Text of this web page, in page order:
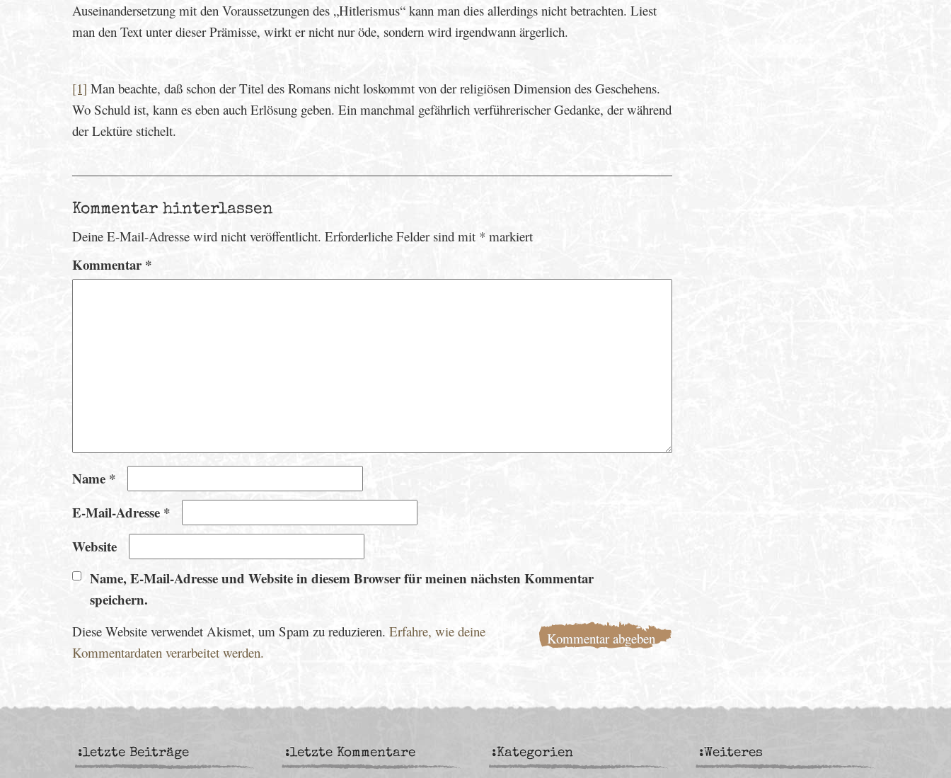
Auseinandersetzung mit den Voraussetzungen des „Hitlerismus“ kann man dies allerdings nicht betrachten. Liest
man den Text unter dieser Prämisse, wirkt er nicht nur öde, sondern wird irgendwann ärgerlich.
[1] Man beachte, daß schon der Titel des Romans nicht loskommt von der religiösen Dimension des Geschehens.
Wo Schuld ist, kann es eben auch Erlösung geben. Ein manchmal gefährlich verführerischer Gedanke, der während
der Lektüre stichelt.
Kommentar hinterlassen
Deine E-Mail-Adresse wird nicht veröffentlicht. Erforderliche Felder sind mit * markiert
Kommentar *
Name *
E-Mail-Adresse *
Website
Name, E-Mail-Adresse und Website in diesem Browser für meinen nächsten Kommentar
speichern.
Diese Website verwendet Akismet, um Spam zu reduzieren. Erfahre, wie deine
Kommentardaten verarbeitet werden.
:letzte Beiträge :letzte Kommentare :Kategorien :Weiteres